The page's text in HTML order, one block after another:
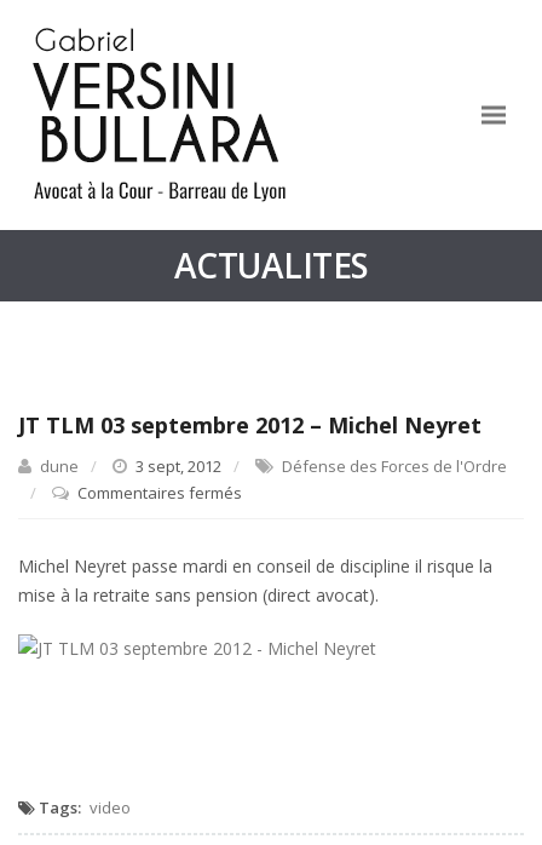
ACTUALITES
JT TLM 03 septembre 2012 – Michel Neyret
dune 3 sept, 2012
Défense des Forces de l'Ordre
Commentaires fermés
03
septembre
–
Michel Neyret passe mardi en conseil de discipline il risque la
mise à la retraite sans pension (direct avocat).
Tags: video